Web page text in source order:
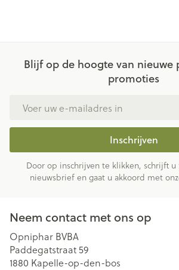
Blijf op de hoogte van nieuwe
promoties
Inschrijven
Door op inschrijven te klikken, schrijft u
nieuwsbrief en gaat u akkoord met
Neem contact met ons op
Opniphar BVBA
Paddegatstraat 59
1880 Kapelle-op-den-bos